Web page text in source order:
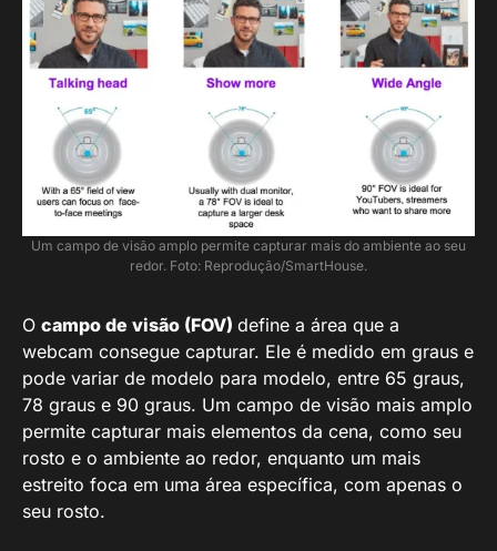
Um campo de visão amplo permite capturar mais do ambiente ao seu
redor. Foto: Reprodução/SmartHouse.
O campo de visão (FOV) define a área que a
webcam consegue capturar. Ele é medido em graus e
pode variar de modelo para modelo, entre 65 graus,
78 graus e 90 graus. Um campo de visão mais amplo
permite capturar mais elementos da cena, como seu
rosto e o ambiente ao redor, enquanto um mais
estreito foca em uma área específica, com apenas o
seu rosto.